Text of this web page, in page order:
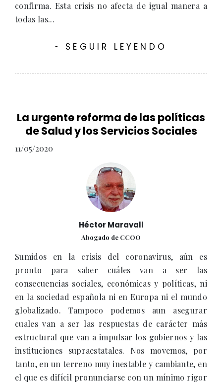
confirma. Esta crisis no afecta de igual manera a
todas las...
- SEGUIR LEYENDO
La urgente reforma de las políticas
de Salud y los Servicios Sociales
11/05/2020
Héctor Maravall
Abogado de CCOO
Sumidos en la crisis del coronavirus, aún es
pronto para saber cuáles van a ser las
consecuencias sociales, económicas y políticas, ni
en la sociedad española ni en Europa ni el mundo
globalizado. Tampoco podemos aun asegurar
cuales van a ser las respuestas de carácter más
estructural que van a impulsar los gobiernos y las
instituciones supraestatales. Nos movemos, por
tanto, en un terreno muy inestable y cambiante, en
el que es difícil pronunciarse con un mínimo rigor